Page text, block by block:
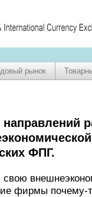
рынок
ФПГ.
свою
фирмы почему-